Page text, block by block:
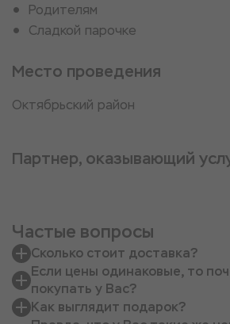
Родителям
Сладкой парочке
Место проведения
Октябрьский район
Партнер, оказывающий
Частые вопросы
Сколько стоит доставка?
Если цены одинаковые, то
покупать у Вас?
Как выглядит подарок?